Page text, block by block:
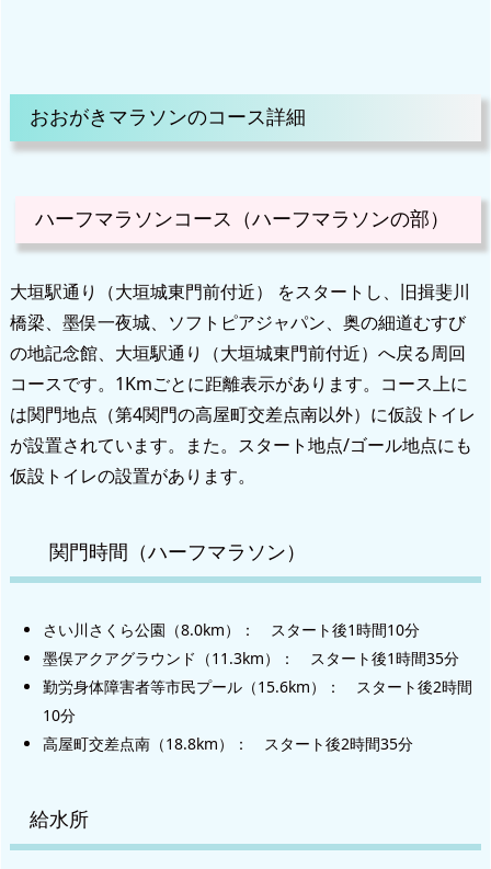
おおがきマラソンのコース詳細
ハーフマラソンコース（ハーフマラソンの部）
大垣駅通り（大垣城東門前付近） をスタートし、旧揖斐川
橋梁、墨俣一夜城、ソフトピアジャパン、奥の細道むすび
の地記念館、大垣駅通り（大垣城東門前付近）へ戻る周回
コースです。1Kmごとに距離表示があります。コース上に
は関門地点（第4関門の高屋町交差点南以外）に仮設トイレ
が設置されています。また。スタート地点/ゴール地点にも
仮設トイレの設置があります。
関門時間（ハーフマラソン）
さい川さくら公園（8.0km）： スタート後1時間10分
墨俣アクアグラウンド（11.3km）： スタート後1時間35分
勤労身体障害者等市民プール（15.6km）： スタート後2時間
10分
高屋町交差点南（18.8km）： スタート後2時間35分
給水所